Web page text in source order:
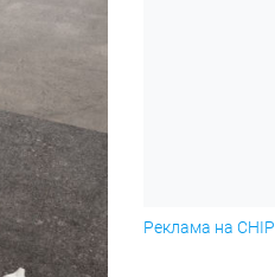
Реклама на CHIP